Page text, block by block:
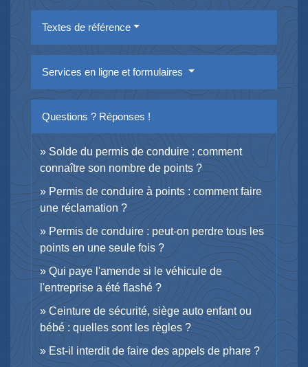
Textes de référence
Services en ligne et formulaires
Questions ? Réponses !
Solde du permis de conduire : comment
connaître son nombre de points ?
Permis de conduire à points : comment faire
une réclamation ?
Permis de conduire : peut-on perdre tous les
points en une seule fois ?
Qui paye l'amende si le véhicule de
l'entreprise a été flashé ?
Ceinture de sécurité, siège auto enfant ou
bébé : quelles sont les règles ?
Est-il interdit de faire des appels de phare ?